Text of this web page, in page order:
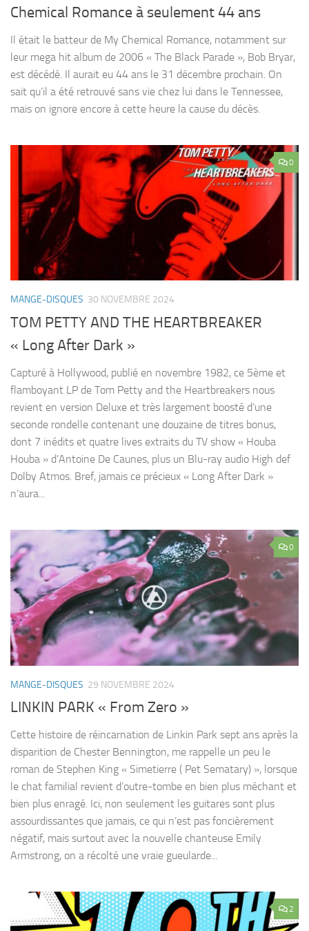
Chemical Romance à seulement 44 ans
Il était le batteur de My Chemical Romance, notamment sur
leur mega hit album de 2006 « The Black Parade », Bob Bryar,
est décédé. Il aurait eu 44 ans le 31 décembre prochain. On
sait qu’il a été retrouvé sans vie chez lui dans le Tennessee,
mais on ignore encore à cette heure la cause du décès.
0
MANGE-DISQUES 30 NOVEMBRE 2024
TOM PETTY AND THE HEARTBREAKER
« Long After Dark »
Capturé à Hollywood, publié en novembre 1982, ce 5ème et
flamboyant LP de Tom Petty and the Heartbreakers nous
revient en version Deluxe et très largement boosté d’une
seconde rondelle contenant une douzaine de titres bonus,
dont 7 inédits et quatre lives extraits du TV show « Houba
Houba » d’Antoine De Caunes, plus un Blu-ray audio High def
Dolby Atmos. Bref, jamais ce précieux « Long After Dark »
n’aura...
0
MANGE-DISQUES 29 NOVEMBRE 2024
LINKIN PARK « From Zero »
Cette histoire de réincarnation de Linkin Park sept ans après la
disparition de Chester Bennington, me rappelle un peu le
roman de Stephen King « Simetierre ( Pet Sematary) », lorsque
le chat familial revient d’outre-tombe en bien plus méchant et
bien plus enragé. Ici, non seulement les guitares sont plus
assourdissantes que jamais, ce qui n’est pas foncièrement
négatif, mais surtout avec la nouvelle chanteuse Emily
Armstrong, on a récolté une vraie gueularde...
2